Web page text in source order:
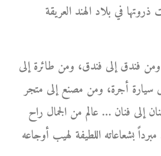
في بلاد الهند العريقة
ومن فندق إلى فندق، ومن طائرة إلى
أجرة، ومن مصنع إلى متجر
إلى فنان … عالم من الجمال راح